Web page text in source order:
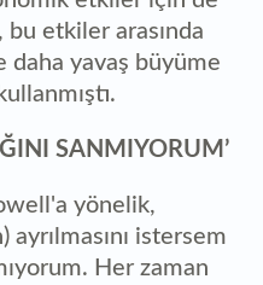
etkiler arasında
daha yavaş büyüme
SANMIYORUM’
yönelik,
istersem
Her zaman